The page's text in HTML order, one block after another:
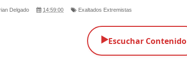
a los Vivos
Luz
Enemigo
Delgado 14:59:00 Exaltados Extremistas
▶️Escuchar Contenido